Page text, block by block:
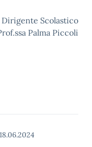
Dirigente Scolastico
Palma Piccoli
18.06.2024